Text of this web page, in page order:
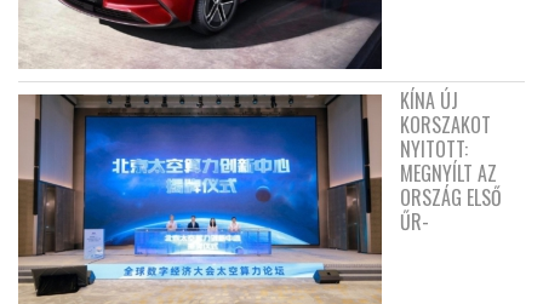
KÍNA ÚJ
KORSZAKOT
NYITOTT:
MEGNYÍLT AZ
ORSZÁG ELSŐ
ŰR-